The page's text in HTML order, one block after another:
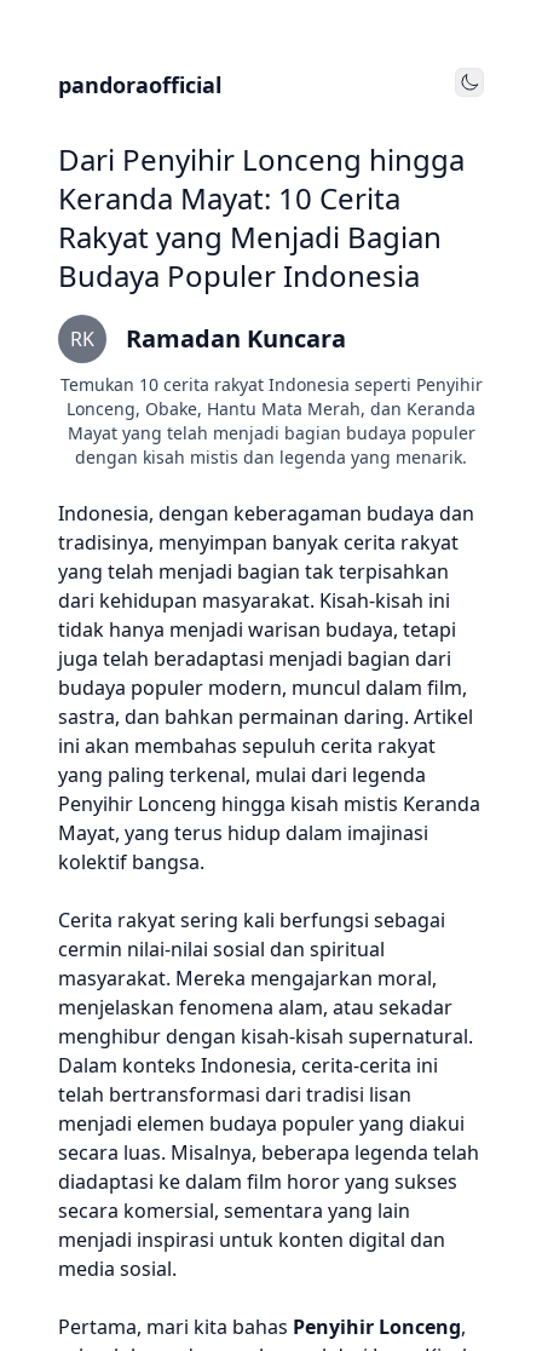
pandoraofficial Toggle
Dari Penyihir Lonceng hingga
Keranda Mayat: 10 Cerita
Rakyat yang Menjadi Bagian
Budaya Populer Indonesia
RK Ramadan Kuncara
Temukan 10 cerita rakyat Indonesia seperti Penyihir
Lonceng, Obake, Hantu Mata Merah, dan Keranda
Mayat yang telah menjadi bagian budaya populer
dengan kisah mistis dan legenda yang menarik.
Indonesia, dengan keberagaman budaya dan
tradisinya, menyimpan banyak cerita rakyat
yang telah menjadi bagian tak terpisahkan
dari kehidupan masyarakat. Kisah-kisah ini
tidak hanya menjadi warisan budaya, tetapi
juga telah beradaptasi menjadi bagian dari
budaya populer modern, muncul dalam film,
sastra, dan bahkan permainan daring. Artikel
ini akan membahas sepuluh cerita rakyat
yang paling terkenal, mulai dari legenda
Penyihir Lonceng hingga kisah mistis Keranda
Mayat, yang terus hidup dalam imajinasi
kolektif bangsa.
Cerita rakyat sering kali berfungsi sebagai
cermin nilai-nilai sosial dan spiritual
masyarakat. Mereka mengajarkan moral,
menjelaskan fenomena alam, atau sekadar
menghibur dengan kisah-kisah supernatural.
Dalam konteks Indonesia, cerita-cerita ini
telah bertransformasi dari tradisi lisan
menjadi elemen budaya populer yang diakui
secara luas. Misalnya, beberapa legenda telah
diadaptasi ke dalam film horor yang sukses
secara komersial, sementara yang lain
menjadi inspirasi untuk konten digital dan
media sosial.
Pertama, mari kita bahas Penyihir Lonceng,